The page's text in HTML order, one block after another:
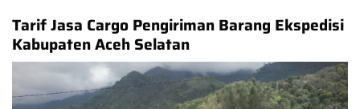
Tarif Jasa Cargo Pengiriman Barang Ekspedisi
Kabupaten Aceh Selatan